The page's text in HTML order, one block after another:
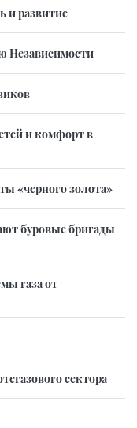
и развитие
Независимости
и комфорт в
«черного золота»
буровые бригады
газа от
сектора